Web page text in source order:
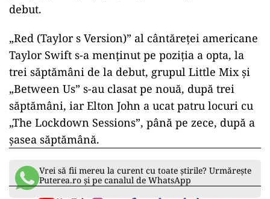
debut.
„Red (Taylor s Version)” al cântăreţei americane
Taylor Swift s-a menţinut pe poziţia a opta, la
trei săptămâni de la debut, grupul Little Mix şi
„Between Us” s-au clasat pe nouă, după trei
săptămâni, iar Elton John a ucat patru locuri cu
„The Lockdown Sessions”, până pe zece, după a
şasea săptămână.
Vrei să fii mereu la curent cu toate știrile? Urmărește
Puterea.ro și pe canalul de WhatsApp